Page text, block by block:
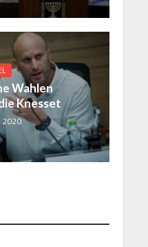
Wahlen
Knesset
2020